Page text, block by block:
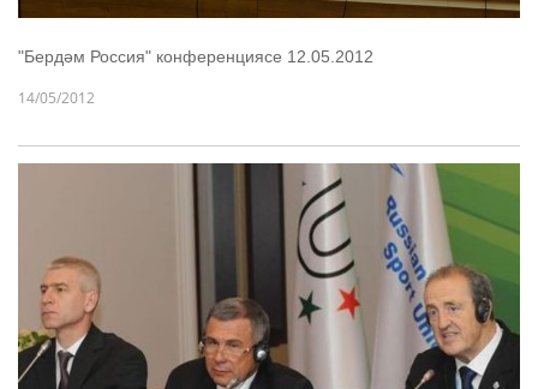
"Бердәм Россия" конференциясе 12.05.2012
14/05/2012